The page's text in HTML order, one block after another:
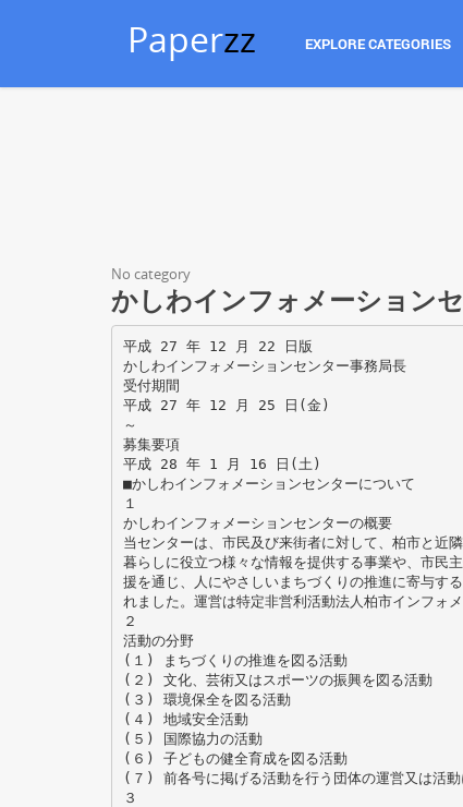
Paperzz EXPLORE CATEGORIES
No category
かしわインフォメーション
平成 27 年 12 月 22 日版
かしわインフォメーションセンター事務局長
受付期間
平成 27 年 12 月 25 日(金)
～
募集要項
平成 28 年 1 月 16 日(土)
■かしわインフォメーションセンターについて
１
かしわインフォメーションセンターの概要
当センターは、市民及び来街者に対して、柏市と近
暮らしに役立つ様々な情報を提供する事業や、市民
援を通じ、人にやさしいまちづくりの推進に寄与
れました。運営は特定非営利活動法人柏市インフォ
２
活動の分野
(１) まちづくりの推進を図る活動
(２) 文化、芸術又はスポーツの振興を図る活動
(３) 環境保全を図る活動
(４) 地域安全活動
(５) 国際協力の活動
(６) 子どもの健全育成を図る活動
(７) 前各号に掲げる活動を行う団体の運営又は活
３